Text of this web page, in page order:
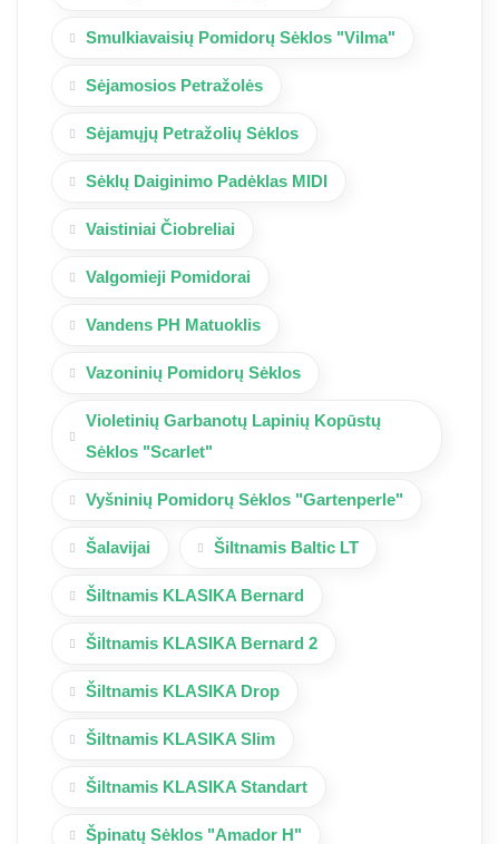
Smulkiavaisių Pomidorų Sėklos "Vilma"
Sėjamosios Petražolės
Sėjamųjų Petražolių Sėklos
Sėklų Daiginimo Padėklas MIDI
Vaistiniai Čiobreliai
Valgomieji Pomidorai
Vandens PH Matuoklis
Vazoninių Pomidorų Sėklos
Violetinių Garbanotų Lapinių Kopūstų
Sėklos "Scarlet"
Vyšninių Pomidorų Sėklos "Gartenperle"
Šalavijai Šiltnamis Baltic LT
Šiltnamis KLASIKA Bernard
Šiltnamis KLASIKA Bernard 2
Šiltnamis KLASIKA Drop
Šiltnamis KLASIKA Slim
Šiltnamis KLASIKA Standart
Špinatų Sėklos "Amador H"